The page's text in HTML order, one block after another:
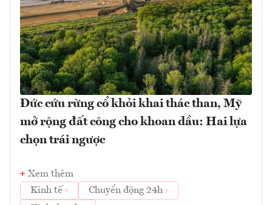
Đức cứu rừng cổ khỏi khai thác than, Mỹ
mở rộng đất công cho khoan dầu: Hai lựa
chọn trái ngược
Xem thêm
Kinh tế
Chuyển động 24h